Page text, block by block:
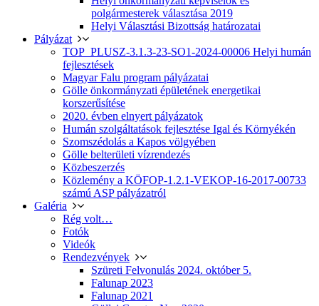
polgármesterek választása 2019
Helyi Választási Bizottság határozatai
Pályázat
TOP_PLUSZ-3.1.3-23-SO1-2024-00006 Helyi humán
fejlesztések
Magyar Falu program pályázatai
Gölle önkormányzati épületének energetikai
korszerűsítése
2020. évben elnyert pályázatok
Humán szolgáltatások fejlesztése Igal és Környékén
Szomszédolás a Kapos völgyében
Gölle belterületi vízrendezés
Közbeszerzés
Közlemény a KÖFOP-1.2.1-VEKOP-16-2017-00733
számú ASP pályázatról
Galéria
Rég volt…
Fotók
Videók
Rendezvények
Szüreti Felvonulás 2024. október 5.
Falunap 2023
Falunap 2021